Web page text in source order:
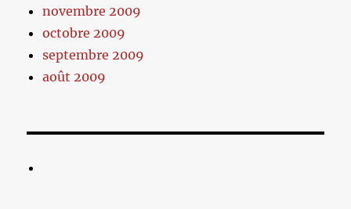
novembre 2009
octobre 2009
septembre 2009
août 2009